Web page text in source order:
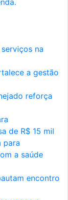
na
a gestão
reforça
de R$ 15 mil
para
a saúde
encontro